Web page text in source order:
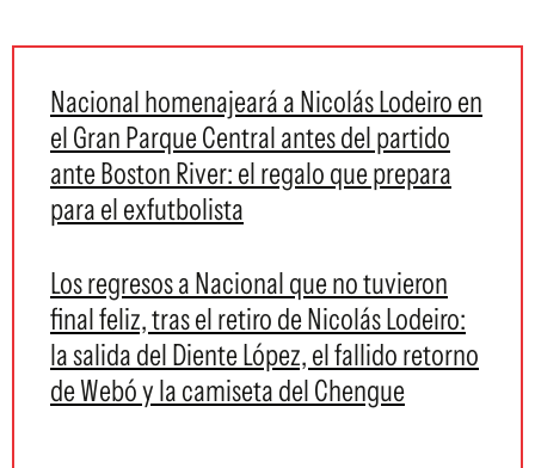
Nacional homenajeará a Nicolás Lodeiro en
el Gran Parque Central antes del partido
ante Boston River: el regalo que prepara
para el exfutbolista
Los regresos a Nacional que no tuvieron
final feliz, tras el retiro de Nicolás Lodeiro:
la salida del Diente López, el fallido retorno
de Webó y la camiseta del Chengue